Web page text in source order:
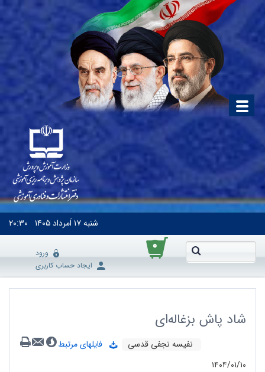
شنبه۱۷ اَمرداد ۱۴۰۵ ۲۰:۳۰
۰
ورود
ایجاد حساب کاربری
شاد پاش بزغاله‌ای
نفیسه نجفی قدسی
فایلهای مرتبط
۱۴۰۴/۰۱/۱۰